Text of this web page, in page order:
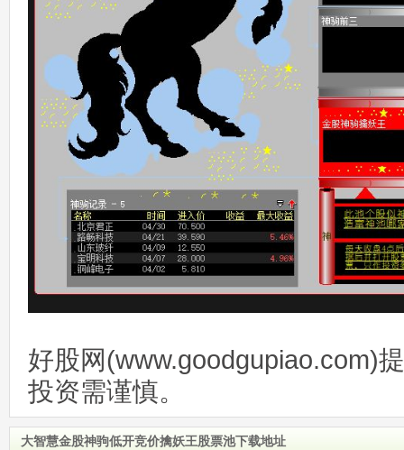
好股网(www.goodgupiao.com)
投资需谨慎。
大智慧金股神驹低开竞价擒妖王股票池下载地址